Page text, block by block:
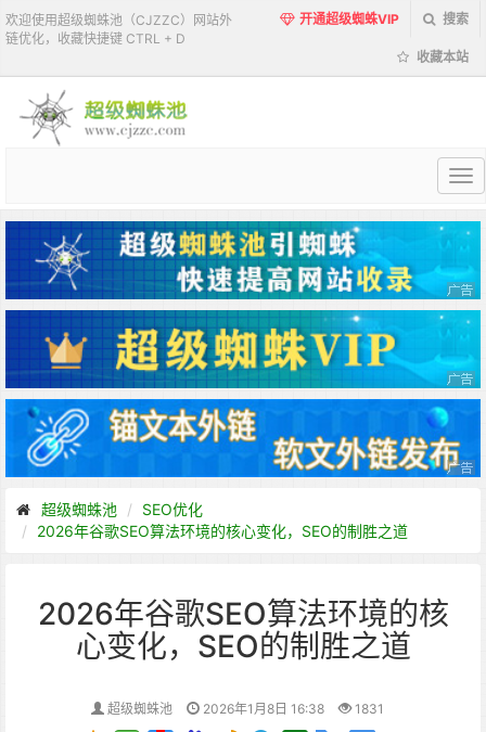
欢迎使用超级蜘蛛池（CJZZC）网站外
链优化，收藏快捷键 CTRL + D
开通超级蜘蛛VIP 搜索
收藏本站
超
蜘
蛛
池
超级蜘蛛池
SEO优化
2026年谷歌SEO算法环境的核心变化，SEO的制胜之道
2026年谷歌SEO算法环境的核
心变化，SEO的制胜之道
超级蜘蛛池 2026年1月8日 16:38 1831